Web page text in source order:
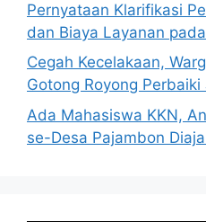
Pernyataan Klarifikasi
dan Biaya Layanan
Cegah Kecelakaan,
Gotong Royong
Ada Mahasiswa KKN,
se-Desa Pajambon